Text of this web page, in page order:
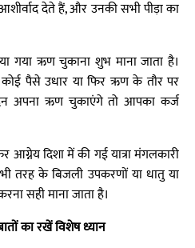
देते हैं, और उनकी सभी पीड़ा का
गया ऋण चुकाना शुभ माना जाता है।
पैसे उधार या फिर ऋण के तौर पर
अपना ऋण चुकाएंगे तो आपका कर्ज
आग्नेय दिशा में की गई यात्रा मंगलकारी
तरह के बिजली उपकरणों या धातु या
सही माना जाता है।
का रखें विशेष ध्यान